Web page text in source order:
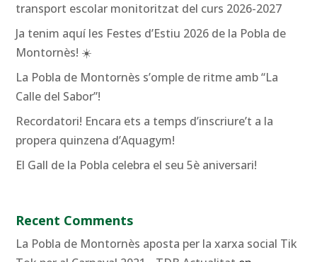
transport escolar monitoritzat del curs 2026-2027
Ja tenim aquí les Festes d’Estiu 2026 de la Pobla de
Montornès! ☀️
La Pobla de Montornès s’omple de ritme amb “La
Calle del Sabor”!
Recordatori! Encara ets a temps d’inscriure’t a la
propera quinzena d’Aquagym!
El Gall de la Pobla celebra el seu 5è aniversari!
Recent Comments
La Pobla de Montornès aposta per la xarxa social Tik